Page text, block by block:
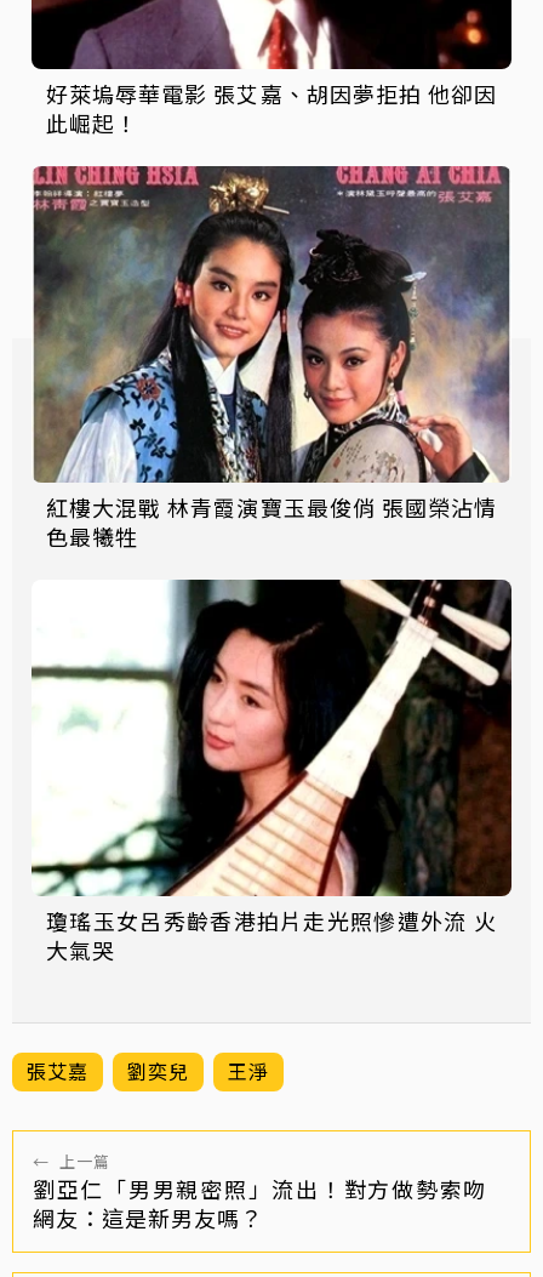
好萊塢辱華電影 張艾嘉、胡因夢拒拍 他卻因
此崛起！
紅樓大混戰 林青霞演寶玉最俊俏 張國榮沾情
色最犧牲
瓊瑤玉女呂秀齡香港拍片走光照慘遭外流 火
大氣哭
張艾嘉 劉奕兒 王淨
← 上一篇
劉亞仁「男男親密照」流出！對方做勢索吻
網友：這是新男友嗎？